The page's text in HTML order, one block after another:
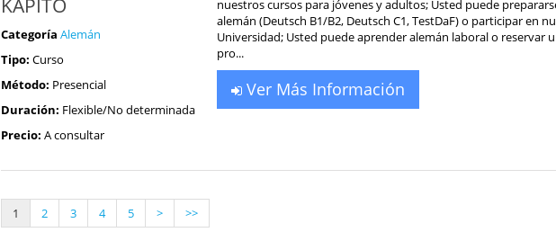
KAPITO
Categoría Alemán
Tipo: Curso
Método: Presencial
Duración: Flexible/No determinada
Precio: A consultar
nuestros cursos para jóvenes y adultos; Usted puede
alemán (Deutsch B1/B2, Deutsch C1, TestDaF) o participar en
Universidad; Usted puede aprender alemán laboral o reservar
pro...
Ver Más Información
1 2 3 4 5 > >>